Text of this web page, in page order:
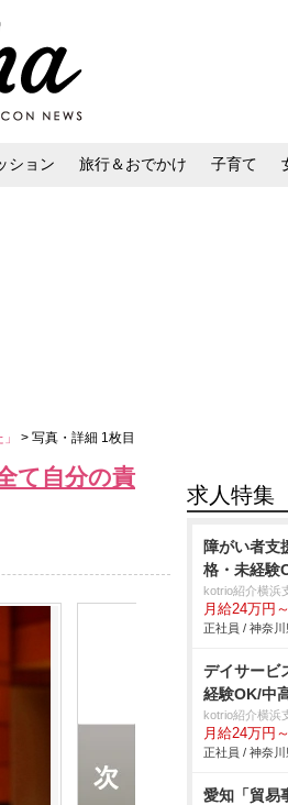
ション 旅行＆おでかけ 子育て
> 写真・詳細 1枚目
て自分の責
求人特集
障がい者支
格・未経験
kotrio紹介横浜
月給24万円
正社員 / 神奈川
デイサービ
経験OK/中
kotrio紹介横浜
月給24万円
正社員 / 神奈川
愛知「貿易